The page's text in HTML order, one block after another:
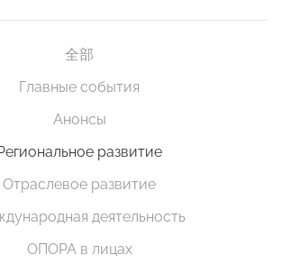
全部
Главные события
Анонсы
развитие
Отраслевое развитие
деятельность
ОПОРА в лицах